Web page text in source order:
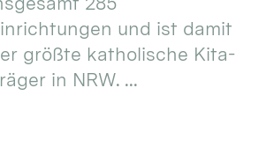
und ist damit
größte katholische Kita-
in NRW. ...